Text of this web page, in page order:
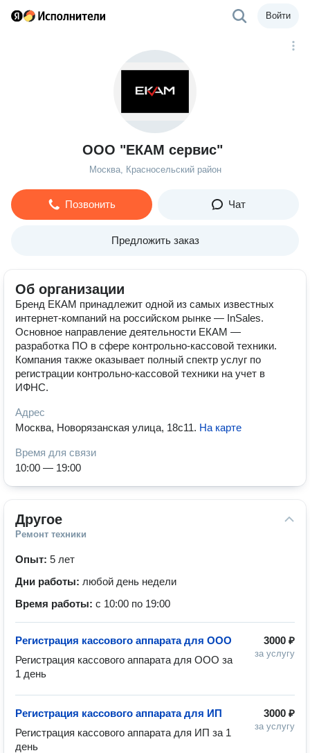
Войти
ООО "ЕКАМ сервис"
Москва, Красносельский район
Позвонить Чат
Предложить заказ
Об организации
Бренд ЕКАМ принадлежит одной из самых известных
интернет-компаний на российском рынке — InSales.
Основное направление деятельности ЕКАМ —
разработка ПО в сфере контрольно-кассовой техники.
Компания также оказывает полный спектр услуг по
регистрации контрольно-кассовой техники на учет в
ИФНС.
Адрес
Москва, Новорязанская улица, 18с11. На карте
Время для связи
10:00 — 19:00
Другое
Ремонт техники
Опыт: 5 лет
Дни работы: любой день недели
Время работы: с 10:00 по 19:00
3000 ₽
за услугу
Регистрация кассового аппарата для ООО
Регистрация кассового аппарата для ООО за
1 день
3000 ₽
за услугу
Регистрация кассового аппарата для ИП
Регистрация кассового аппарата для ИП за 1
день